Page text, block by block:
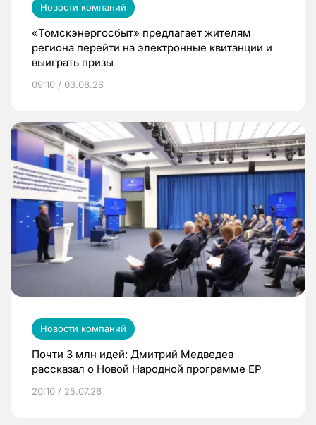
Новости компаний
«Томскэнергосбыт» предлагает жителям
региона перейти на электронные квитанции и
выиграть призы
09:10 / 03.08.26
Новости компаний
Почти 3 млн идей: Дмитрий Медведев
рассказал о Новой Народной программе ЕР
20:10 / 25.07.26